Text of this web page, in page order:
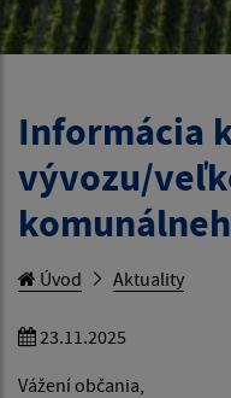
Informácia
vývozu/
Úvod Aktuality
23.11.2025
Vážení občania,